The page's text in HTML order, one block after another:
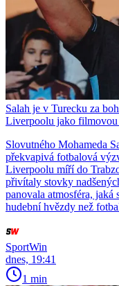
Salah je v Turecku za
Liverpoolu jako filmovou
Slovutného Mohameda
překvapivá fotbalová
Liverpoolu míří do
přivítaly stovky
panovala atmosféra, jaká
hudební hvězdy než
SportWin
dnes, 19:41
1 min